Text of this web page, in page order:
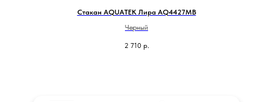
Стакан AQUATEK Лира AQ4427MB
Черный
2 710 р.